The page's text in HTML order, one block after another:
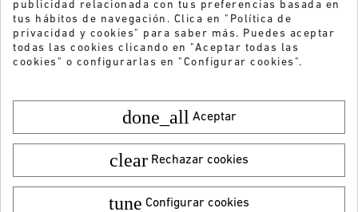
Talla: 36
publicidad relacionada con tus preferencias basada en
tus hábitos de navegación. Clica en "Política de
privacidad y cookies" para saber más. Puedes aceptar
todas las cookies clicando en "Aceptar todas las
cookies" o configurarlas en "Configurar cookies".
done_all Aceptar
clear Rechazar cookies
tune Configurar cookies